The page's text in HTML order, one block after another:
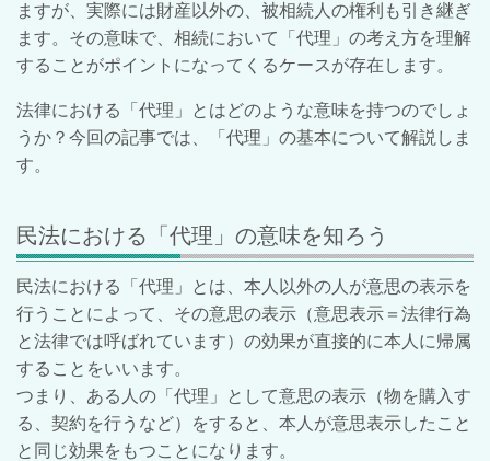
ますが、実際には財産以外の、被相続人の権利も引き継ぎ
ます。その意味で、相続において「代理」の考え方を理解
することがポイントになってくるケースが存在します。
法律における「代理」とはどのような意味を持つのでしょ
うか？今回の記事では、「代理」の基本について解説しま
す。
民法における「代理」の意味を知ろう
民法における「代理」とは、本人以外の人が意思の表示を
行うことによって、その意思の表示（意思表示＝法律行為
と法律では呼ばれています）の効果が直接的に本人に帰属
することをいいます。
つまり、ある人の「代理」として意思の表示（物を購入す
る、契約を行うなど）をすると、本人が意思表示したこと
と同じ効果をもつことになります。